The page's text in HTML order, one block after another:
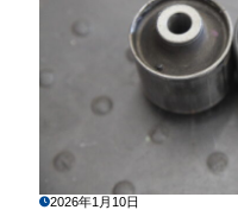
2026年1月10日